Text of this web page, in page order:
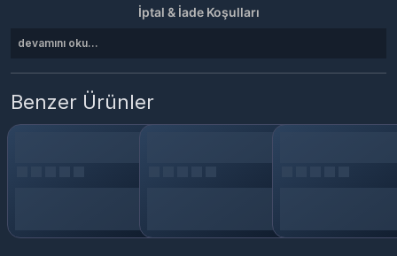
İptal & İade Koşulları
devamını oku...
Benzer Ürünler